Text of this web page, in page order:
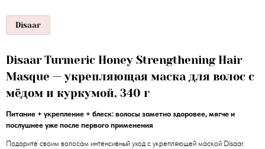
Disaar
Disaar Turmeric Honey Strengthening Hair
Masque — укрепляющая маска для волос с
мёдом и куркумой, 340 г
Питание + укрепление + блеск: волосы заметно здоровее, мягче и
послушнее уже после первого применения
Подарите своим волосам интенсивный уход с укрепляющей маской Disaar.